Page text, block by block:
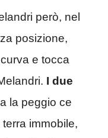
però, nel
posizione,
e tocca
I due
la peggio ce
terra immobile,